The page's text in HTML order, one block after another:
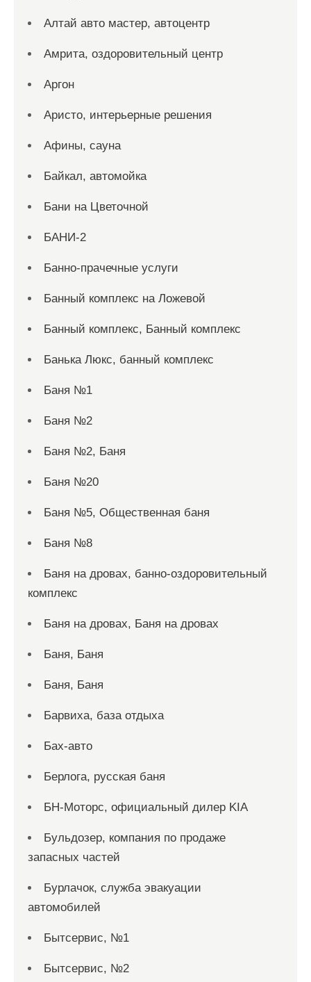
Алтай авто мастер, автоцентр
Амрита, оздоровительный центр
Аргон
Аристо, интерьерные решения
Афины, сауна
Байкал, автомойка
Бани на Цветочной
БАНИ-2
Банно-прачечные услуги
Банный комплекс на Ложевой
Банный комплекс, Банный комплекс
Банька Люкс, банный комплекс
Баня №1
Баня №2
Баня №2, Баня
Баня №20
Баня №5, Общественная баня
Баня №8
Баня на дровах, банно-оздоровительный
комплекс
Баня на дровах, Баня на дровах
Баня, Баня
Баня, Баня
Барвиха, база отдыха
Бах-авто
Берлога, русская баня
БН-Моторс, официальный дилер KIA
Бульдозер, компания по продаже
запасных частей
Бурлачок, служба эвакуации
автомобилей
Бытсервис, №1
Бытсервис, №2